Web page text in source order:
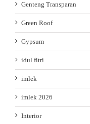
Genteng Transparan
Green Roof
Gypsum
idul fitri
imlek
imlek 2026
Interior